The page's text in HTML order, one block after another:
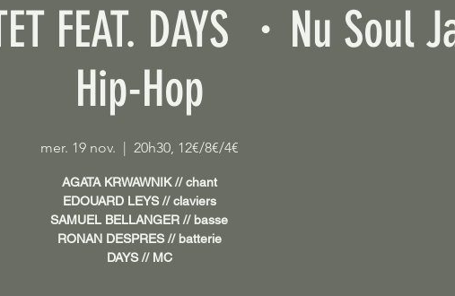
FEAT. DAYS ・Nu Soul
Hip-Hop
mer. 19 nov.
  |
20h30, 12€/8€/4€
AGATA KRWAWNIK // chant
EDOUARD LEYS // claviers
SAMUEL BELLANGER // basse
RONAN DESPRES // batterie
DAYS // MC